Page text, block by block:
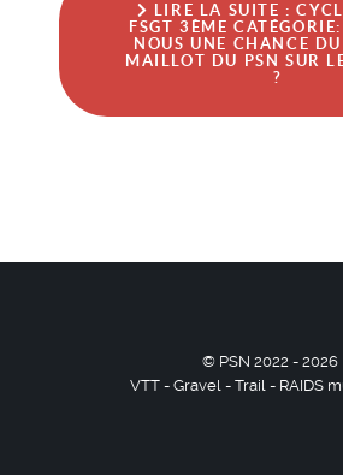
LIRE LA SUITE :
FSGT 3ÈME
NOUS UNE CHANCE
MAILLOT DU PSN SUR
?
© PSN 2022 - 2026
VTT - Gravel - Trail - RAIDS